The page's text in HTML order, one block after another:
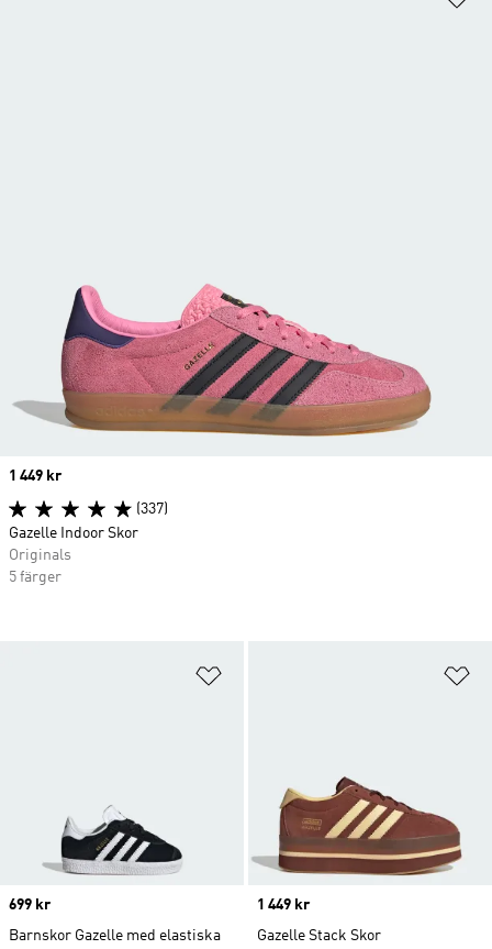
Price
699 kr
Barnskor Gazelle med elastiska
Price
1 449 kr
Gazelle Stack Skor
Price
1 449 kr
(337)
Gazelle Indoor Skor
Originals
5 färger